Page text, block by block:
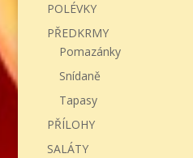
POLÉVKY
PŘEDKRMY
Pomazánky
Snídaně
Tapasy
PŘÍLOHY
SALÁTY